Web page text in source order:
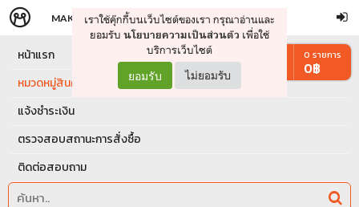
จัดการรถเข็น ดำเนินการต่อ
MAKERS STORE
เราใช้คุ๊กกี้บนเว็บไซต์ของเรา กรุณาอ่านและ
ยอมรับ นโยบายความเป็นส่วนตัว เพื่อใช้
บริการเว็บไซต์
ยอมรับ ไม่ยอมรับ
หน้าแรก
หมวดหมู่สินค้า
แจ้งชำระเงิน
ตรวจสอบสถานะการสั่งซื้อ
ติดต่อสอบถาม
0 รายการ
0฿